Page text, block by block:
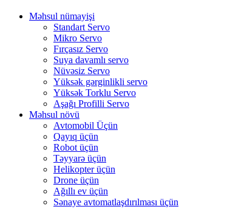
Məhsul nümayişi
Standart Servo
Mikro Servo
Fırçasız Servo
Suya davamlı servo
Nüvəsiz Servo
Yüksək gərginlikli servo
Yüksək Torklu Servo
Aşağı Profilli Servo
Məhsul növü
Avtomobil Üçün
Qayıq üçün
Robot üçün
Təyyarə üçün
Helikopter üçün
Drone üçün
Ağıllı ev üçün
Sənaye avtomatlaşdırılması üçün